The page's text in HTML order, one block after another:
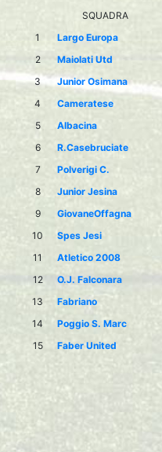
SQUADRA
1
Largo Europa
2
Maiolati Utd
3
Junior Osimana
4
Cameratese
5
Albacina
6
R.Casebruciate
7
Polverigi C.
8
Junior Jesina
9
GiovaneOffagna
10
Spes Jesi
11
Atletico 2008
12
O.J. Falconara
13
Fabriano
14
Poggio S. Marc
15
Faber United